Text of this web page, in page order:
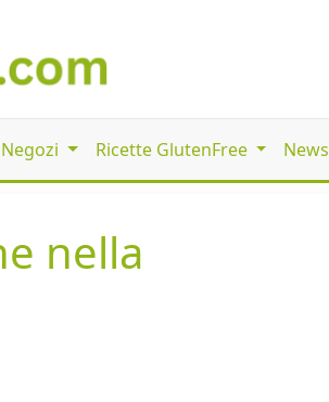
Ricette GlutenFree News
nella